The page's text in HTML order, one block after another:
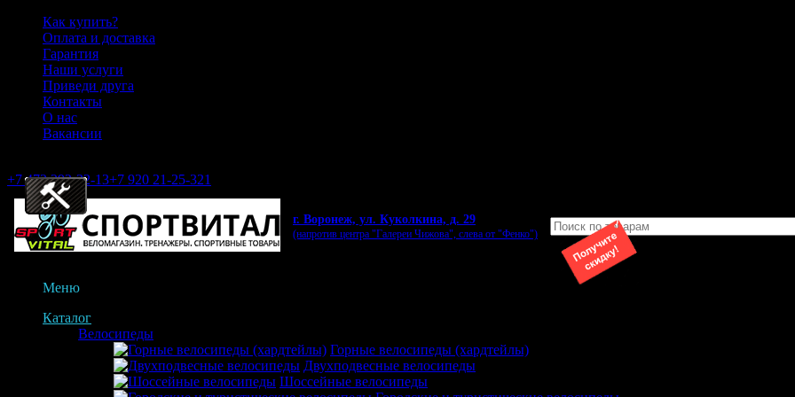
Как купить?
Оплата и доставка
Гарантия
Наши услуги
Приведи друга
Контакты
О нас
Вакансии
+7 473 292-32-13+7 920 21-25-321
г. Воронеж, ул. Куколкина, д. 29
(напротив центра "Галереи Чижова", слева от "Фенко")
Меню
Каталог
Велосипеды
Горные велосипеды (хардтейлы)
Двухподвесные велосипеды
Шоссейные велосипеды